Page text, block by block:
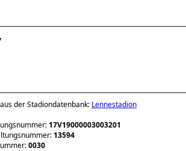
der Stadiondatenbank: Lennestadion
17V19000003003201
13594
0030